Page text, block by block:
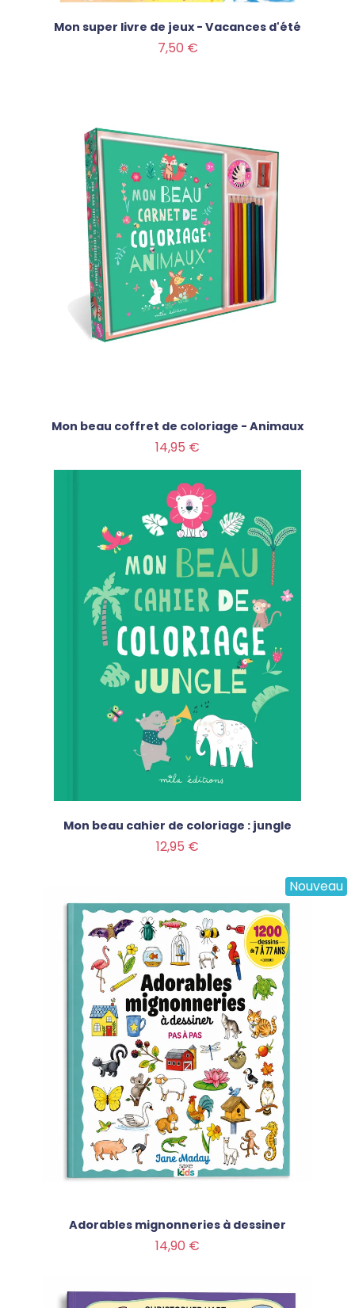
Mon super livre de jeux - Vacances d'été
7,50 €
Mon beau coffret de coloriage - Animaux
14,95 €
Mon beau cahier de coloriage : jungle
12,95 €
Nouveau
Adorables mignonneries à dessiner
14,90 €